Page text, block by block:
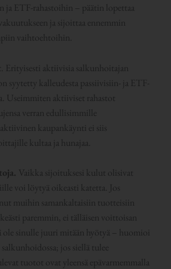
ja ETF-rahastoihin – päätin lopettaa
ja sijoittaa ennemmin
vaihtoehtoihin.
. Erityisesti aktiivisia salkunhoitajan
syytetty kalleudesta passiivisiin- ja ETF-
Useimmiten aktiiviset rahastot
verran edullisimmille
kaupankäynti ei siis
kultaa ja hunajaa.
Vaikka sijoituksesi kulut olisivat
voi löytyä oikeasti katetta. Jos
muihin samankaltaisiin tuotteisiin
paremmin, ei tälläisen voittoisan
sinulle juuri mitään hyötyä – huomioi
jos siellä tulee
tuotot ovat yleensä epävarmemmalla